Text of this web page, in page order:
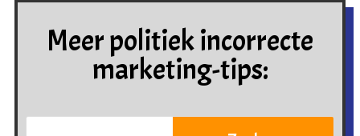
Meer politiek incorrecte
marketing-tips: